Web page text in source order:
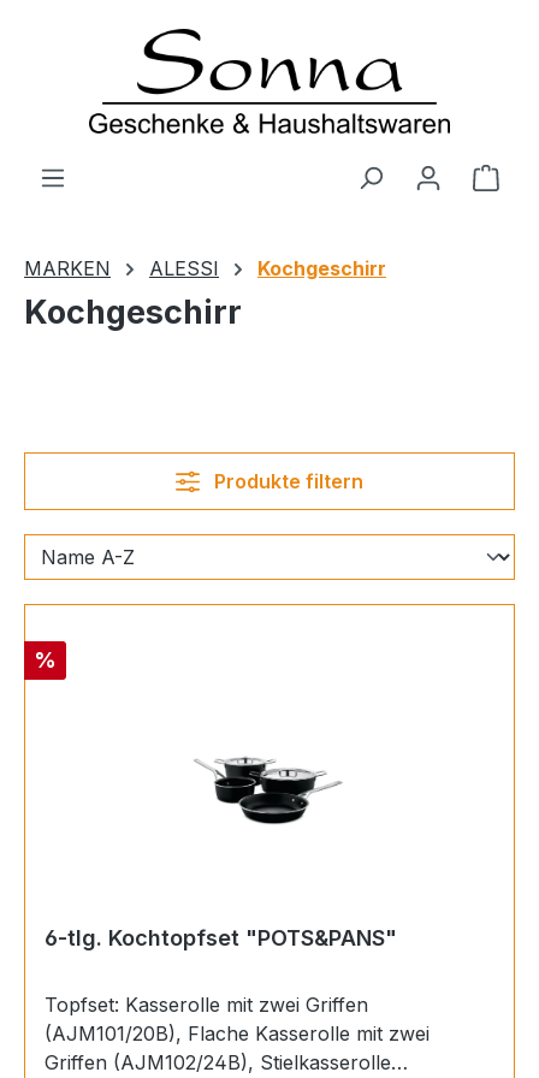
Zum Hauptinhalt springen
MARKEN ALESSI Kochgeschirr
Kochgeschirr
Produkte filtern
Rabatt
%
6-tlg. Kochtopfset "POTS&PANS"
Topfset: Kasserolle mit zwei Griffen
(AJM101/20B), Flache Kasserolle mit zwei
Griffen (AJM102/24B), Stielkasserolle